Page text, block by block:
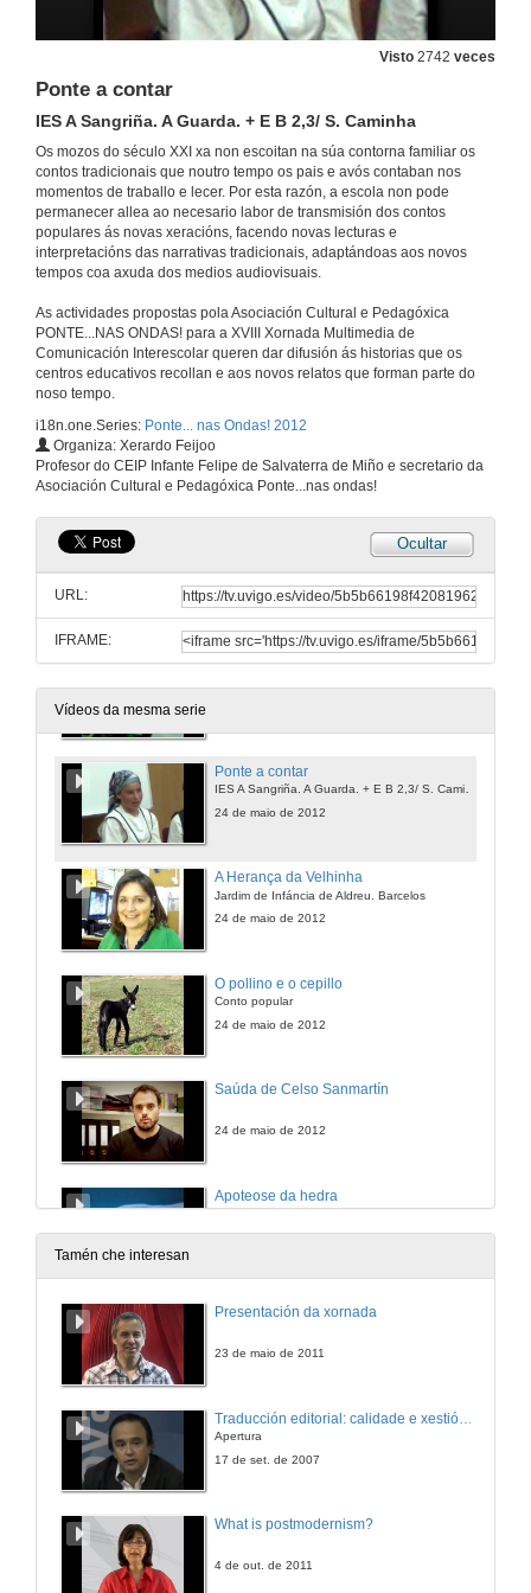
Visto 2742 veces
Ponte a contar
IES A Sangriña. A Guarda. + E B 2,3/ S. Caminha
Os mozos do século XXI xa non escoitan na súa contorna familiar os
contos tradicionais que noutro tempo os pais e avós contaban nos
momentos de traballo e lecer. Por esta razón, a escola non pode
permanecer allea ao necesario labor de transmisión dos contos
populares ás novas xeracións, facendo novas lecturas e
interpretacións das narrativas tradicionais, adaptándoas aos novos
tempos coa axuda dos medios audiovisuais.
As actividades propostas pola Asociación Cultural e Pedagóxica
PONTE...NAS ONDAS! para a XVIII Xornada Multimedia de
Comunicación Interescolar queren dar difusión ás historias que os
centros educativos recollan e aos novos relatos que forman parte do
noso tempo.
i18n.one.Series: Ponte... nas Ondas! 2012
Organiza: Xerardo Feijoo
Profesor do CEIP Infante Felipe de Salvaterra de Miño e secretario da
Asociación Cultural e Pedagóxica Ponte...nas ondas!
Ocultar
URL:
IFRAME:
Vídeos da mesma serie
Contos em poemas
Lenda de S. Martinho
Escola Básica e Secundária Diogo Bernardes. Ponte da Barca
24 de maio de 2012
Um Tesouro Vivo de Melgaço
Escola Profissional do Alto Minho Interior. Melgaço
24 de maio de 2012
A lenda de S. Cláudio de Barco
Agrupamento Escolas de Briteiros. Guimarães
Colexio Rural Agrupado A Lagoa. Salvaterra de Miño
24 de maio de 2012
Quixen saber o nome das cousas
IES Alexandre Bóveda. Vigo
25 de maio de 2012
A tartaruga que quería durmir
Ponte a contar
IES A Sangriña. A Guarda. + E B 2,3/ S. Caminha
24 de maio de 2012
A Herança da Velhinha
Jardim de Infáncia de Aldreu. Barcelos
24 de maio de 2012
O pollino e o cepillo
Conto popular
24 de maio de 2012
Saúda de Celso Sanmartín
24 de maio de 2012
Apoteose da hedra
IES Alexandre Bóveda. Vigo
24 de maio de 2012
Parte musical Armorial Corda de Caroa
Teodosio de Oliveira Ledo Boa Vista PB, Brasil
IES San Rosendo. Mondoñedo
Tamén che interesan
Presentación da xornada
23 de maio de 2011
Apertura
17 de set. de 2007
What is postmodernism?
4 de out. de 2011